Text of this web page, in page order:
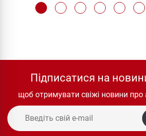
Підписатися на
щоб отримувати свіжі новини про